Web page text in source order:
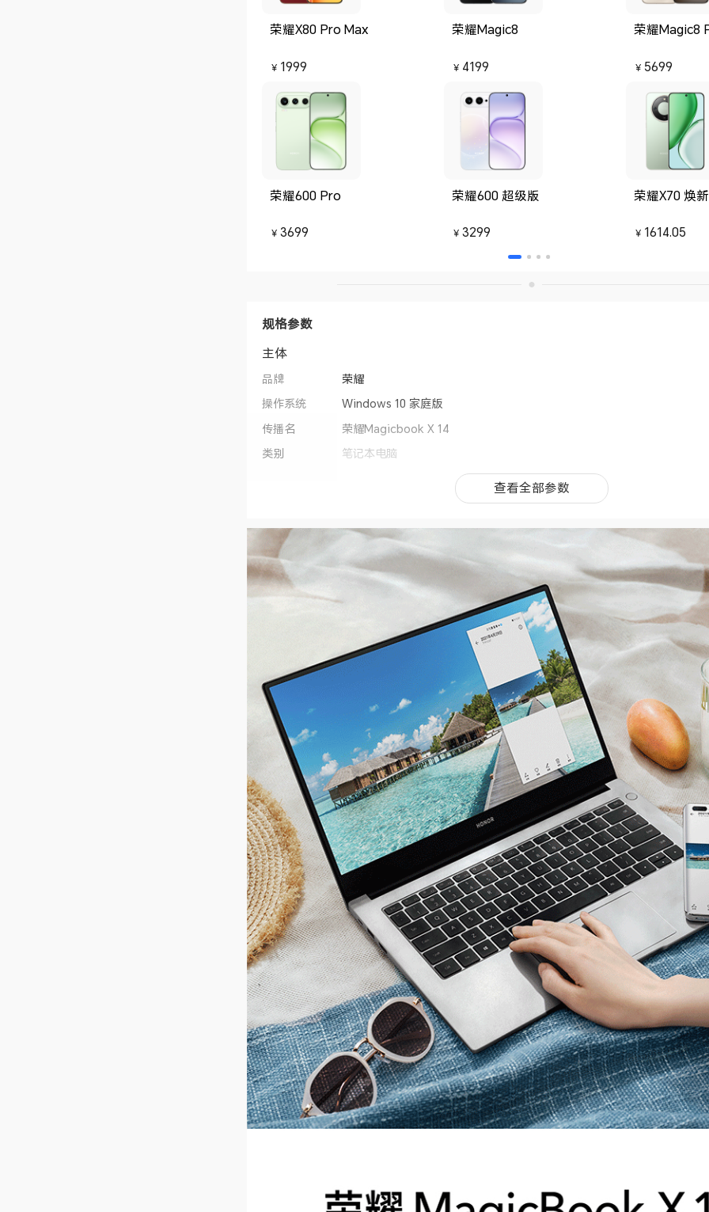
荣耀X80 Pro Max
￥ 1999
荣耀Magic8
￥ 4199
荣耀Magic8
￥ 5699
荣耀600 Pro
￥ 3699
荣耀600 超级版
￥ 3299
荣耀X70 焕
￥ 1614.05
规格参数
主体
品牌
荣耀
操作系统
Windows 10 家庭版
传播名
荣耀Magicbook X 14
类别
笔记本电脑
第10代智能英特尔®酷睿™ i3-10110U 处理器
处理器频率
基频2.1GHz，最大加速时钟频率4.1GHz
处理器线程数
上市时间
2021年5月
Intel® UHD Graphics
全尺寸背光键盘
共享系统内存
包装尺寸
409mm x 283mm x 72mm
屏幕
屏幕尺寸
14英寸
屏幕类型
IPS屏，雾面屏
屏幕比例
16：9
分辨率
1920x1080像素
可视角度
178度的宽广视角（典型值）
PPI
157PPI（每英寸像素点）
输入法
微软输入法
屏幕对比度
800：1（典型值）
亮度
250尼特（典型值）
护眼模式
支持（德国莱茵低蓝光护眼认证）；支持（德国莱茵无频闪护眼认证 ）
屏占比
84%
存储
内存容量
8GB
内存类型
DDR4 2400
SSD容量
256GB
硬盘类型
SSD
传感器
支持(白色闪烁代表充电，白色常亮代表充满)
查看全部参数
查看全部参数